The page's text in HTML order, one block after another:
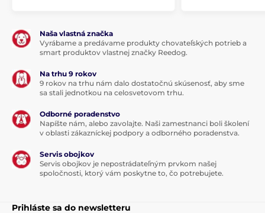
Naša vlastná značka
Vyrábame a predávame produkty chovateľských potrieb a
smart produktov vlastnej značky Reedog.
Na trhu 9 rokov
9 rokov na trhu nám dalo dostatočnú skúsenosť, aby sme
sa stali jednotkou na celosvetovom trhu.
Odborné poradenstvo
Napíšte nám, alebo zavolajte. Naši zamestnanci boli školení
v oblasti zákazníckej podpory a odborného poradenstva.
Servis obojkov
Servis obojkov je nepostrádateľným prvkom našej
spoločnosti, ktorý vám poskytne to, čo potrebujete.
Prihláste sa do newsletteru